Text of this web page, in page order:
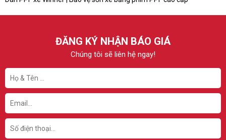
ĐĂNG KÝ NHẬN BÁO GIÁ
Chúng tôi sẽ liên hệ ngay!